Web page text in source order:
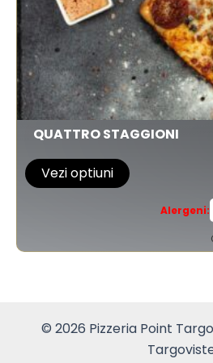
pagina
produsului.
QUATTRO STAGGIONI
Vezi optiuni
Acest
produs
multe
pot
Alergeni:
© 2026 Pizzeria Point